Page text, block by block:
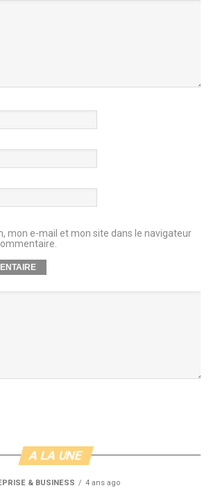
mon e-mail et mon site dans le navigateur
A LA UNE
& BUSINESS 4 ans ago